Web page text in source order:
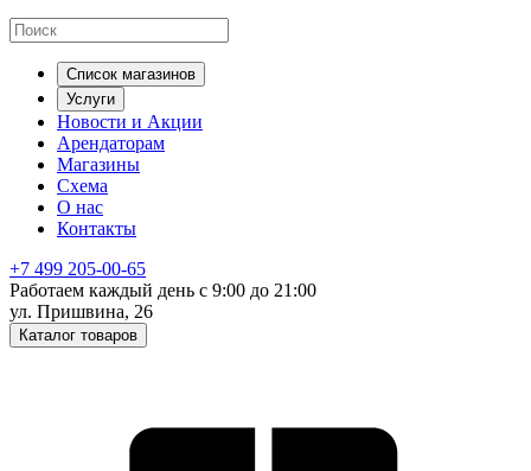
Список магазинов
Услуги
Новости и Акции
Арендаторам
Магазины
Схема
О нас
Контакты
+7 499 205-00-65
Работаем каждый день с 9:00 до 21:00
ул. Пришвина, 26
Каталог товаров